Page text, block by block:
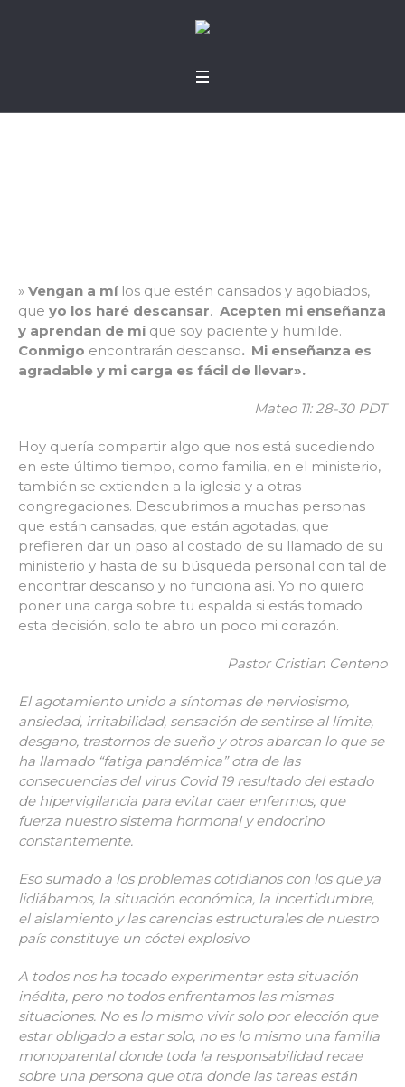
» Vengan a mílos que estén cansados y agobiados,
que yo los haré descansar. Acepten mi enseñanza
y aprendan de míque soy paciente y humilde.
Conmigo encontrarán descanso. Mi enseñanza es
agradable y mi carga es fácil de llevar».
Mateo 11: 28-30 PDT
Hoy quería compartir algo que nos está sucediendo
en este último tiempo, como familia, en el ministerio,
también se extienden a la iglesia y a otras
congregaciones. Descubrimos a muchas personas
que están cansadas, que están agotadas, que
prefieren dar un paso al costado de su llamado de su
ministerio y hasta de su búsqueda personal con tal de
encontrar descanso y no funciona así. Yo no quiero
poner una carga sobre tu espalda si estás tomado
esta decisión, solo te abro un poco mi corazón.
Pastor Cristian Centeno
El agotamiento unido a síntomas de nerviosismo,
ansiedad, irritabilidad, sensación de sentirse al límite,
desgano, trastornos de sueño y otros abarcan lo que se
ha llamado “fatiga pandémica” otra de las
consecuencias del virus Covid 19 resultado del estado
de hipervigilancia para evitar caer enfermos, que
fuerza nuestro sistema hormonal y endocrino
constantemente.
Eso sumado a los problemas cotidianos con los que ya
lidiábamos, la situación económica, la incertidumbre,
el aislamiento y las carencias estructurales de nuestro
país constituye un cóctel explosivo.
A todos nos ha tocado experimentar esta situación
inédita, pero no todos enfrentamos las mismas
situaciones. No es lo mismo vivir solo por elección que
estar obligado a estar solo, no es lo mismo una familia
monoparental donde toda la responsabilidad recae
sobre una persona que otra donde las tareas están